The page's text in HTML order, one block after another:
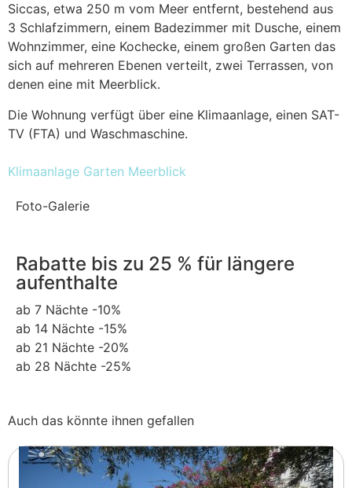
Siccas, etwa 250 m vom Meer entfernt, bestehend aus
3 Schlafzimmern, einem Badezimmer mit Dusche, einem
Wohnzimmer, eine Kochecke, einem großen Garten das
sich auf mehreren Ebenen verteilt, zwei Terrassen, von
denen eine mit Meerblick.
Die Wohnung verfügt über eine Klimaanlage, einen SAT-
TV (FTA) und Waschmaschine.
Klimaanlage Garten Meerblick
Foto-Galerie
Rabatte bis zu 25 % für längere
aufenthalte
ab 7 Nächte -10%
ab 14 Nächte -15%
ab 21 Nächte -20%
ab 28 Nächte -25%
Auch das könnte ihnen gefallen